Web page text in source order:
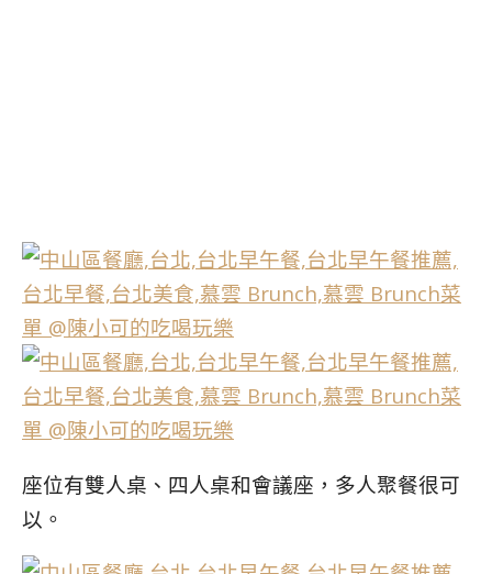
座位有雙人桌、四人桌和會議座，多人聚餐很可
以。